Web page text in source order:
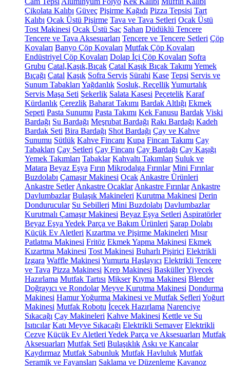
Çikolata Kalıbı Güveç Pişirme Kağıdı Pizza Tepsisi Tart
Kalıbı Ocak Üstü Pişirme Tava ve Tava Setleri Ocak Üstü
Tost Makinesi Ocak Üstü Sac Sahan Düdüklü Tencere
Tencere ve Tava Aksesuarları Tencere ve Tencere Setleri Çöp
Kovaları Banyo Çöp Kovaları Mutfak Çöp Kovaları
Endüstriyel Çöp Kovaları Dolap İçi Çöp Kovaları Sofra
Grubu Çatal,Kaşık,Bıçak Çatal Kaşık Bıçak Takımı Yemek
Bıçağı Çatal Kaşık Sofra Servis Sürahi Kase Tepsi Servis ve
Sunum Tabakları Yağdanlık Sosluk, ReçellikYumurtalık
Servis Maşa Seti Şekerlik Salata Kasesi Peçetelik Karaf
Kürdanlık Çerezlik Baharat Takımı Bardak Altlığı Ekmek
Sepeti Pasta Sunumu Pasta Takımı Kek Fanusu Bardak Viski
Bardağı Su Bardağı Meşrubat Bardağı Rakı Bardağı Kadeh
Bardak Seti Bira Bardağı Shot Bardağı Çay ve Kahve
Sunumu Sütlük Kahve Fincanı Kupa Fincan Takımı Çay
Tabakları Çay Setleri Çay Fincanı Çay Bardağı Çay Kaşığı
Yemek Takımları Tabaklar Kahvaltı Takımları Suluk ve
Matara Beyaz Eşya Fırın Mikrodalga Fırınlar Mini Fırınlar
Buzdolabı Çamaşır Makinesi Ocak Ankastre Ürünleri
Ankastre Setler Ankastre Ocaklar Ankastre Fırınlar Ankastre
Davlumbazlar Bulaşık Makineleri Kurutma Makinesi Derin
Dondurucular Su Sebilleri Mini Buzdolabı Davlumbazlar
Kurutmalı Çamaşır Makinesi Beyaz Eşya Setleri Aspiratörler
Beyaz Eşya Yedek Parça ve Bakım Ürünleri Şarap Dolabı
Küçük Ev Aletleri Kızartma ve Pişirme Makineleri Mısır
Patlatma Makinesi Fritöz Ekmek Yapma Makinesi Ekmek
Kızartma Makinesi Tost Makinesi Buharlı Pişirici Elektrikli
Izgara Waffle Makinesi Yumurta Haşlayıcı Elektrikli Tencere
ve Tava Pizza Makinesi Krep Makinesi BasküllerYiyecek
Hazırlama Mutfak Tartısı Mikser Kıyma Makinesi Blender
Doğrayıcı ve Rondolar Meyve Kurutma Makinesi Dondurma
Makinesi Hamur Yoğurma Makinesi ve Mutfak Şefleri Yoğurt
Makinesi Mutfak Robotu İçecek Hazırlama Narenciye
Sıkacağı Çay Makineleri Kahve Makinesi Kettle ve Su
Isıtıcılar Katı Meyve Sıkacağı Elektrikli Semaver Elektrikli
Cezve Küçük Ev Aletleri Yedek Parça ve Aksesuarları Mutfak
Aksesuarları Mutfak Seti Bulaşıklık Askı ve Kancalar
Kaydırmaz Mutfak Sabunluk Mutfak Havluluk Mutfak
Seramik ve Fayansları Saklama ve Düzenleme Kavanoz